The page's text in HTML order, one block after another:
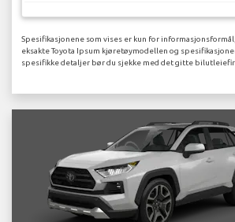
Spesifikasjonene som vises er kun for
eksakte Toyota Ipsum kjøretøymodellen og
spesifikke detaljer bør du sjekke med det gitte